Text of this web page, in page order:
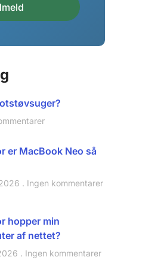
er MacBook Neo så
Ingen kommentarer
hopper min
af nettet?
Ingen kommentarer